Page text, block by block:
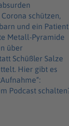
schützen,
und ein Patient
Metall-Pyramide
über
Schüßler Salze
es